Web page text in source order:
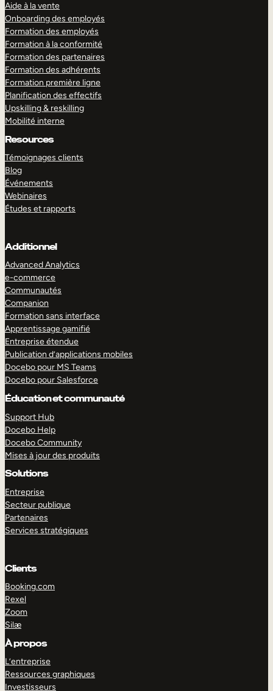
Aide à la vente
Onboarding des employés
Formation des employés
Formation à la conformité
Formation des partenaires
Formation des adhérents
Formation première ligne
Planification des effectifs
Upskilling & reskilling
Mobilité interne
Resources
Témoignages clients
Blog
Événements
Webinaires
Études et rapports
Additionnel
Advanced Analytics
e-commerce
Communautés
Companion
Formation sans interface
Apprentissage gamifié
Entreprise étendue
Publication d’applications mobiles
Docebo pour MS Teams
Docebo pour Salesforce
Éducation et communauté
Support Hub
Docebo Help
Docebo Community
Mises à jour des produits
Solutions
Entreprise
Secteur publique
Partenaires
Services stratégiques
Clients
Booking.com
Rexel
Zoom
Silæ
À propos
L’entreprise
Ressources graphiques
Investisseurs